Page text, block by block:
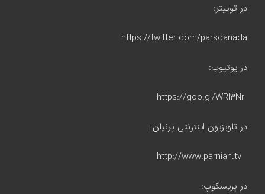
در توییتر:
https://twitter.com/parscanada
در یوتیوب:
https://goo.gl/WRI۳Nr
در تلویزیون اینترنتی پرنیان:
در پریسکوپ: